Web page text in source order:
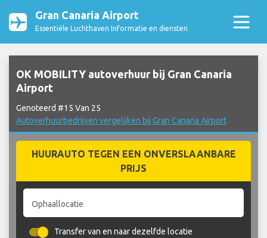
Gran Canaria Airport
Essentiële Luchthaven Informatie en diensten
OK MOBILITY autoverhuur bij Gran Canaria
Airport
Genoteerd #15 Van 25
Autoverhuurbedrijven vergelijken bij Gran Canaria Airport
HUURAUTO TEGEN EEN ONVERSLAANBARE
PRIJS
Ophaallocatie
Transfer van en naar dezelfde locatie